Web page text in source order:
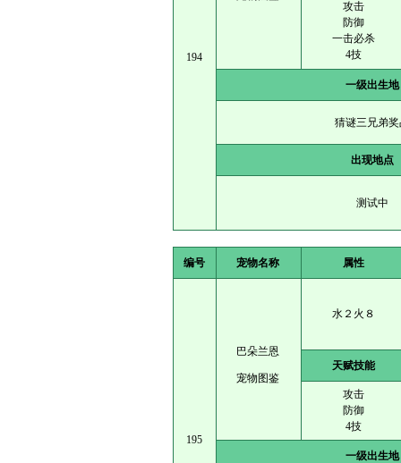
194
攻击
防御
一击必杀
4技
一级出生地
猜谜三兄弟
出现地点
测试中
编号 宠物名称 属性
195
巴朵兰恩
宠物图鉴
水２火８
天赋技能
攻击
防御
4技
一级出生地